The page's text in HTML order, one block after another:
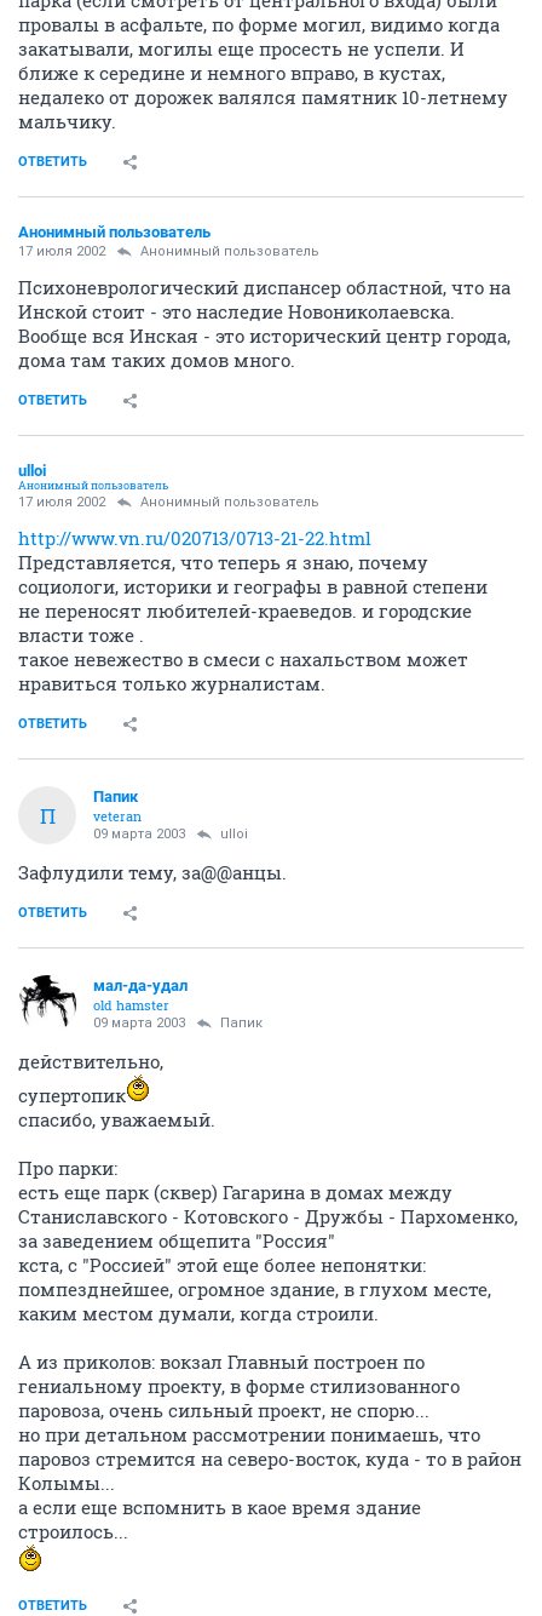
провалы в асфальте, по форме могил, видимо когда
закатывали, могилы еще просесть не успели. И
ближе к середине и немного вправо, в кустах,
недалеко от дорожек валялся памятник 10-летнему
мальчику.
ОТВЕТИТЬ
Анонимный пользователь
17 июля 2002 Анонимный пользователь
Психоневрологический диспансер областной, что на
Инской стоит - это наследие Новониколаевска.
Вообще вся Инская - это исторический центр города,
дома там таких домов много.
ОТВЕТИТЬ
ulloi
Анонимный пользователь
17 июля 2002 Анонимный пользователь
http://www.vn.ru/020713/0713-21-22.html
Представляется, что теперь я знаю, почему
социологи, историки и географы в равной степени
не переносят любителей-краеведов. и городские
власти тоже .
такое невежество в смеси с нахальством может
нравиться только журналистам.
ОТВЕТИТЬ
П
Папик
veteran
09 марта 2003 ulloi
Зафлудили тему, за@@анцы.
ОТВЕТИТЬ
мал-да-удал
old hamster
09 марта 2003 Папик
действительно,
супертопик
спасибо, уважаемый.
Про парки:
есть еще парк (сквер) Гагарина в домах между
Станиславского - Котовского - Дружбы - Пархоменко,
за заведением общепита "Россия"
кста, с "Россией" этой еще более непонятки:
помпезднейшее, огромное здание, в глухом месте,
каким местом думали, когда строили.
А из приколов: вокзал Главный построен по
гениальному проекту, в форме стилизованного
паровоза, очень сильный проект, не спорю...
но при детальном рассмотрении понимаешь, что
паровоз стремится на северо-восток, куда - то в район
Колымы...
а если еще вспомнить в каое время здание
строилось...
ОТВЕТИТЬ